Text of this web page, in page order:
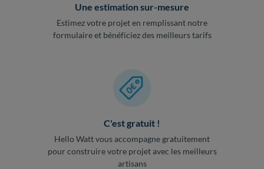
Une estimation sur-mesure
Estimez votre projet en remplissant notre
formulaire et bénéficiez des meilleurs tarifs
C'est gratuit !
Hello Watt vous accompagne gratuitement
pour construire votre projet avec les meilleurs
artisans